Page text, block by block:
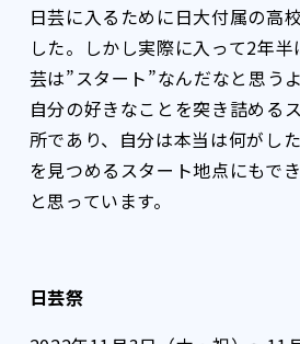
日芸に入るために日大付属の高
した。しかし実際に入って2年
芸は”スタート”なんだなと思う
自分の好きなことを突き詰める
所であり、自分は本当は何がし
を見つめるスタート地点にもで
と思っています。
日芸祭